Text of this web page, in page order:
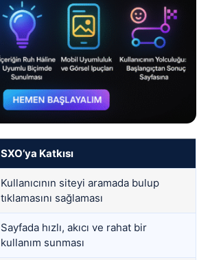
SXO’ya Katkısı
Kullanıcının siteyi aramada bulup
tıklamasını sağlaması
Sayfada hızlı, akıcı ve rahat bir
kullanım sunması